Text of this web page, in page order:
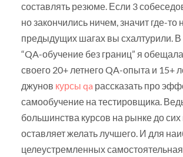
составлять резюме. Если 3
но закончились ничем, значит где-то
предыдущих шагах вы схалтурили.
“QA-обучение без границ” я
своего 20+ летнего QA-опыта и 15+
джунов курсы qa рассказать про
самообучение на тестировщика.
большинства курсов на рынке до сих
оставляет желать лучшего. И для
целеустремленных